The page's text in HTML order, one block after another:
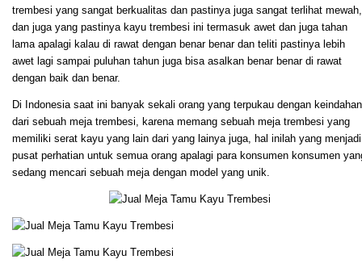
trembesi yang sangat berkualitas dan pastinya juga sangat terlihat mewah,
dan juga yang pastinya kayu trembesi ini termasuk awet dan juga tahan
lama apalagi kalau di rawat dengan benar benar dan teliti pastinya lebih
awet lagi sampai puluhan tahun juga bisa asalkan benar benar di rawat
dengan baik dan benar.
Di Indonesia saat ini banyak sekali orang yang terpukau dengan keindahan
dari sebuah meja trembesi, karena memang sebuah meja trembesi yang
memiliki serat kayu yang lain dari yang lainya juga, hal inilah yang menjadi
pusat perhatian untuk semua orang apalagi para konsumen konsumen
sedang mencari sebuah meja dengan model yang unik.